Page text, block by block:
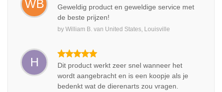
WB
Geweldig product en geweldige service met
de beste prijzen!
by William B. van United States, Louisville
H
Dit product werkt zeer snel wanneer het
wordt aangebracht en is een koopje als je
bedenkt wat de dierenarts zou vragen.